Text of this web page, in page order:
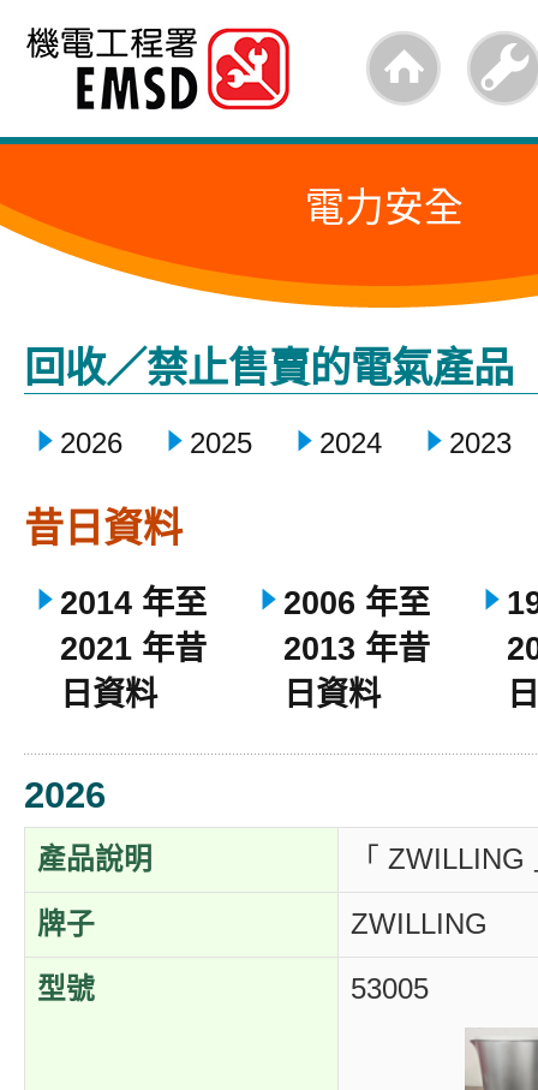
跳
內
的
始
電力安全
回收／禁止售賣的電氣產品
2026 2025 2024 2023
昔日資料
2014 年至
2021 年昔
日資料
2006 年至
2013 年昔
日資料
2026
產品說明 「
牌子 ZWILLING
型號 53005